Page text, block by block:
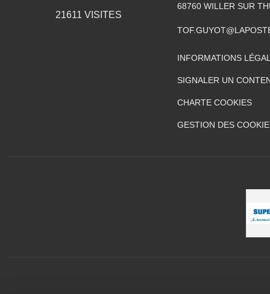
21611 VISITES
68760 WILLER SUR
INFORMATIONS
SIGNALER UN
CHARTE COOKIES
GESTION DES